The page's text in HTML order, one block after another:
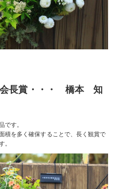
会長賞・・・ 橋本 知
です。
積を多く確保することで、長く観賞で
。